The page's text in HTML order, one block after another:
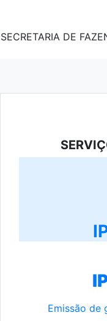
SECRETARIA DE
Emissão de